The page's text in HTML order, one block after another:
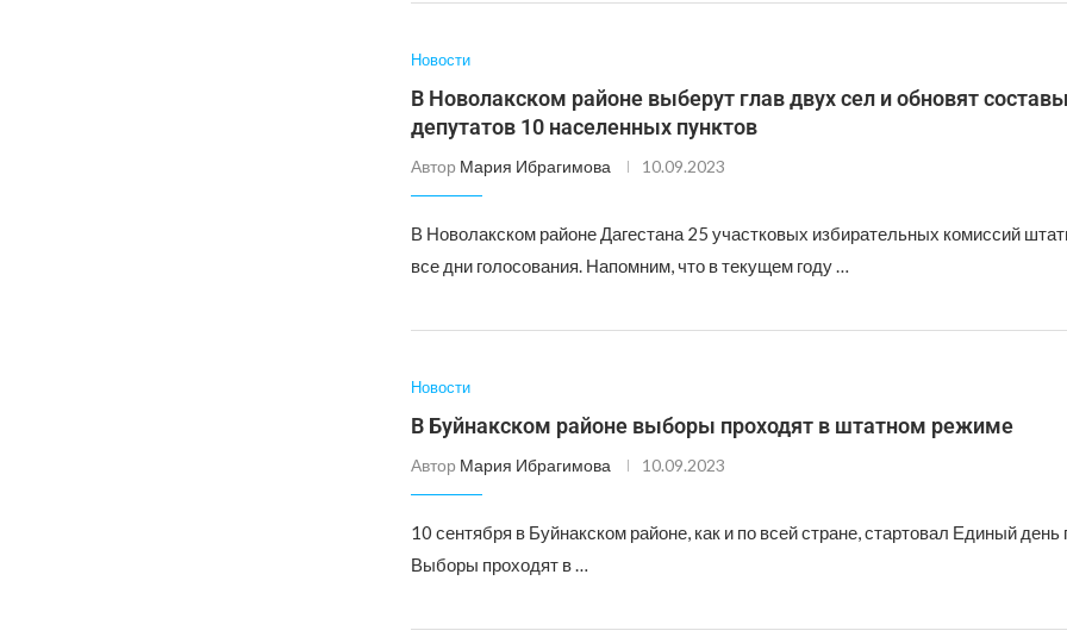
Новости
В Новолакском районе выберут глав двух сел и обновят
депутатов 10 населенных пунктов
Автор Мария Ибрагимова 10.09.2023
В Новолакском районе Дагестана 25 участковых избирательных комиссий
все дни голосования. Напомним, что в текущем году …
Новости
В Буйнакском районе выборы проходят в штатном режиме
Автор Мария Ибрагимова 10.09.2023
10 сентября в Буйнакском районе, как и по всей стране, стартовал Единый день
Выборы проходят в …